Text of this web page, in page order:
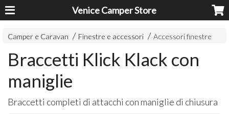
Venice Camper Store
Camper e Caravan Finestre e accessori Accessori finestre
Braccetti Klick Klack con
maniglie
Braccetti completi di attacchi con maniglie di chiusura